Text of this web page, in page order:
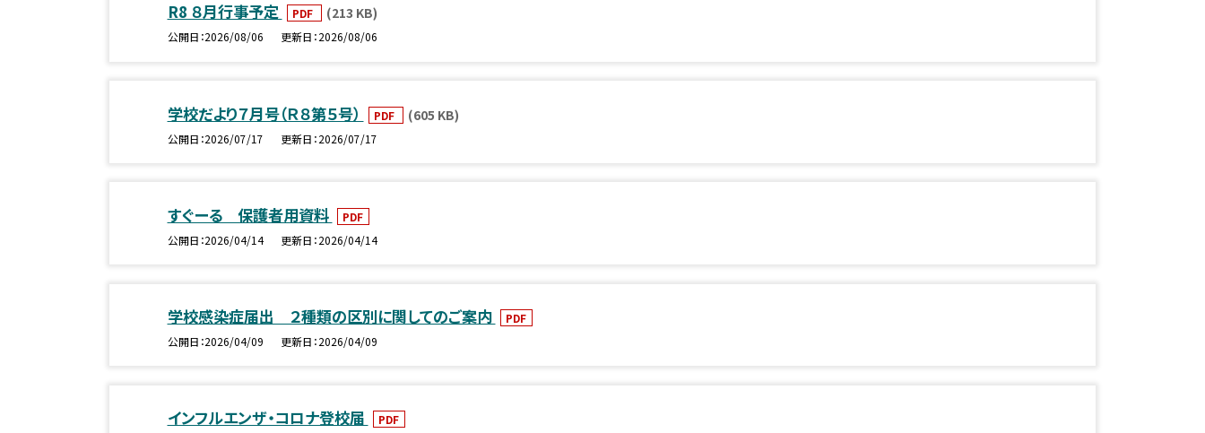
R8 ８月行事予定 PDF (213 KB)
公開日 2026/08/06 更新日 2026/08/06
学校だより７月号（Ｒ８第５号） PDF (605 KB)
公開日 2026/07/17 更新日 2026/07/17
すぐーる 保護者用資料
PDF
公開日 2026/04/14 更新日 2026/04/14
学校感染症届出 ２種類の区別に関してのご案内
PDF
公開日 2026/04/09 更新日 2026/04/09
インフルエンザ・コロナ登校届
PDF